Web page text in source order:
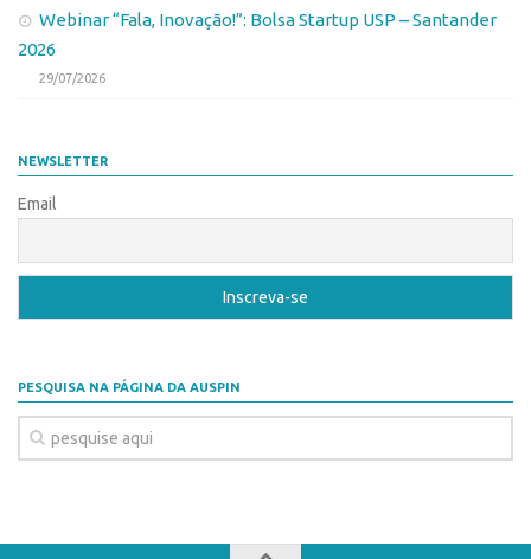
Patrimônio Genético
Leis e Normas
SPRINT
Programas
Conexão Inter-USP
Webinar “Fala, Inovação!”: Bolsa Startup USP – Santander
2026
29/07/2026
NEWSLETTER
Email
PESQUISA NA PÁGINA DA AUSPIN